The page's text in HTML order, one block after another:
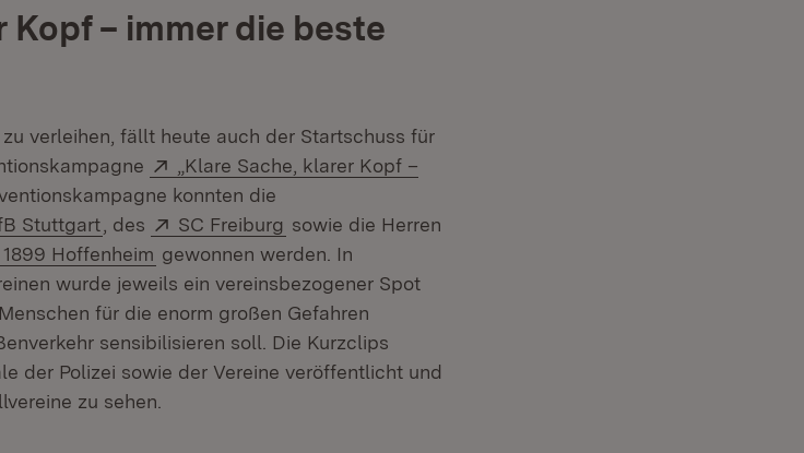
Kopf – immer die beste
verleihen, fällt heute auch der Startschuss für
Extern:
„Klare Sache, klarer Kopf –
Fenster)
konnten die
Stuttgart (Öffnet in neuem Fenster)
, des Extern:
SC Freiburg (Öffnet in neuem Fenster)
sowie die Herren
1899 Hoffenheim (Öffnet in neuem Fenster)
gewonnen werden. In
wurde jeweils ein vereinsbezogener Spot
für die enorm großen Gefahren
sensibilisieren soll. Die Kurzclips
der Polizei sowie der Vereine veröffentlicht und
zu sehen.